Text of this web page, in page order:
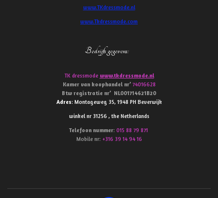
www.TKdressmode.nl
www.Tkdressmode.com
Bedrijfs gegevens:
TK dressmode www.tkdressmode.nl
Kamer van koophandel nr’ 74016628
Btw registratie nr’ NL001714621B20
Adres: Montageweg 35, 1948 PH Beverwijk
winkel nr 31256 , the Netherlands
Telefoon nummer: 015 88 79 871
Mobile nr: +316 39 14 94 16